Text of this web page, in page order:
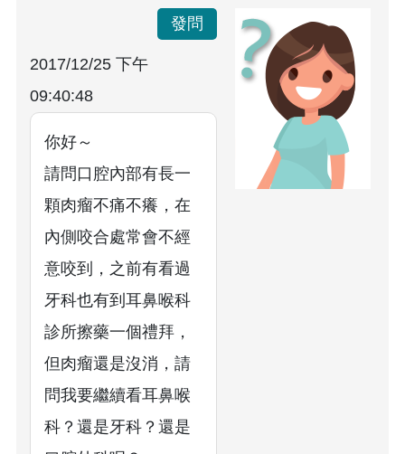
發問
2017/12/25 下午
09:40:48
你好～
請問口腔內部有長一
顆肉瘤不痛不癢，在
內側咬合處常會不經
意咬到，之前有看過
牙科也有到耳鼻喉科
診所擦藥一個禮拜，
但肉瘤還是沒消，請
問我要繼續看耳鼻喉
科？還是牙科？還是